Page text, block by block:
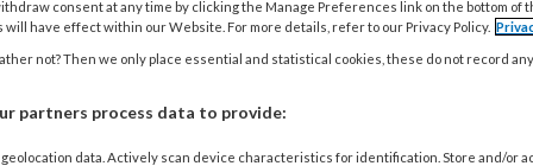
verzorgenden, verpleegkundig specialisten,
MAGAZINE BELEID
consent at any time by clicking the Manage Preferences link on the bottom of
will have effect within our Website. For more details, refer to our Privacy Policy.
not? Then we only place essential and statistical cookies, these do not record
partners process data to provide:
data. Actively scan device characteristics for identification. Store and/or